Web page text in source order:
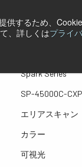
供するため、
、詳しくはプライ
45000C-
Spark Series
SP-45000C-
エリアスキャン
カラー
可視光